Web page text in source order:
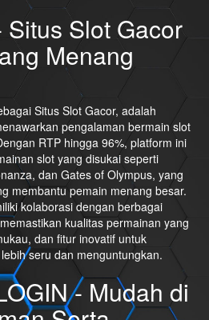
Situs Slot Gacor
Menang
Situs Slot Gacor, adalah
pengalaman bermain slot
RTP hingga 96%, platform ini
slot yang disukai seperti
dan Gates of Olympus, yang
membantu pemain menang besar.
kolaborasi dengan berbagai
kualitas permainan yang
dan fitur inovatif untuk
seru dan menguntungkan.
- Mudah di